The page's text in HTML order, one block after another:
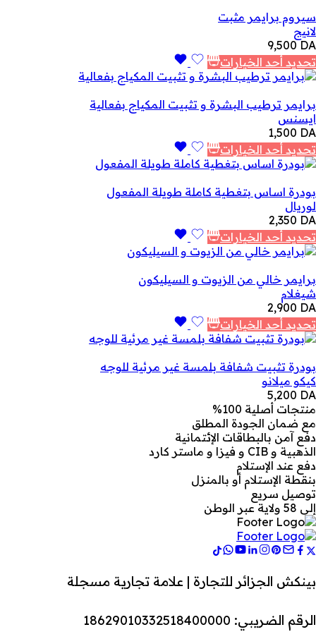
سيروم برايمر مثبت
لانيج
9,500DA
تحديد أحد الخيارات
برايمر ترطيب البشرة و تثبيت المكياج بفعالية
ايسنس
1,500 DA
تحديد أحد الخيارات
بودرة اساس بتغطية كاملة طويلة المفعول
لوريال
2,350 DA
تحديد أحد الخيارات
برايمر خالي من الزيوت و السيليكون
شيغلام
2,900 DA
تحديد أحد الخيارات
بودرة تثبيت شفافة بلمسة غير مرئية للوجه
كيكو ميلانو
5,200 DA
منتجات أصلية 100%
مع ضمان الجودة المطلق
دفع آمن بالبطاقات الإئتمانية
الذهبية و CIB و فيزا و ماستر كارد
دفع عند الإستلام
بنقطة الإستلام أو بالمنزل
توصيل سريع
إلى 58 ولاية عبر الوطن
بينكش الجزائر للتجارة | علامة تجارية مسجلة
الرقم الضريبي: 18629010332518400000